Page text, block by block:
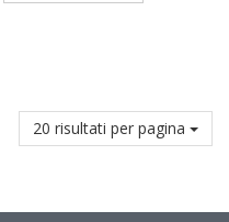
20 risultati per pagina